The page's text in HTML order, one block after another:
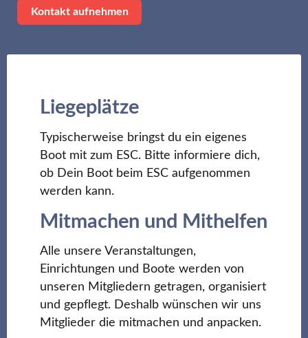
Kontakt aufnehmen
Liegeplätze
Typischerweise bringst du ein eigenes
Boot mit zum ESC. Bitte informiere dich,
ob Dein Boot beim ESC aufgenommen
werden kann.
Mitmachen und Mithelfen
Alle unsere Veranstaltungen,
Einrichtungen und Boote werden von
unseren Mitgliedern getragen, organisiert
und gepflegt. Deshalb wünschen wir uns
Mitglieder die mitmachen und anpacken.